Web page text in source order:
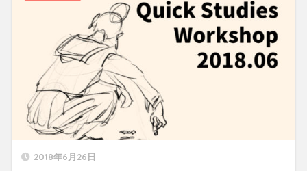
2018年6月26日